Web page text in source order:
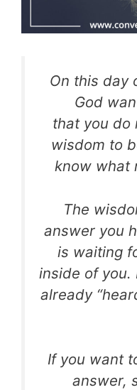
On this day
God
that you do
wisdom to
know what
The
answer you
is waiting
inside of you.
already
If you want
answer,